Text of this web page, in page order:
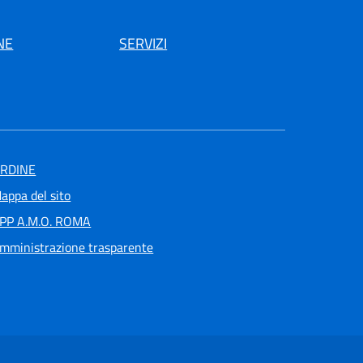
SERVIZI
del sito
A.M.O. ROMA
trasparente